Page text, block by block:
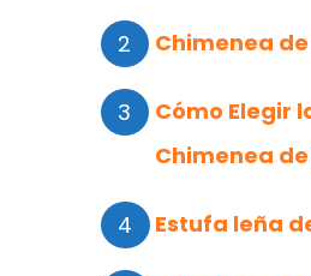
Chimenea
Cómo Elegir
Chimenea
Estufa leña